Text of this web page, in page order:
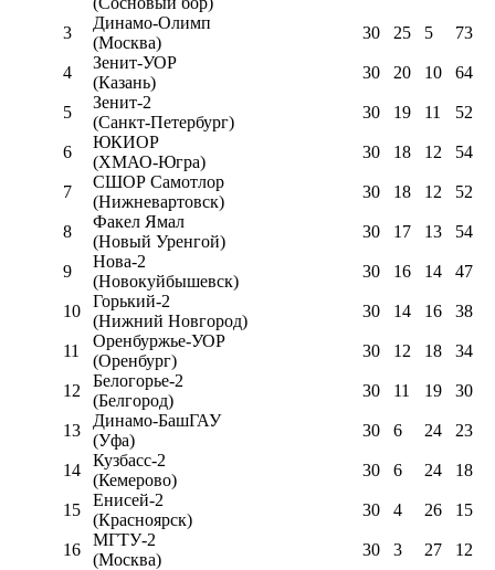
3
Динамо-Олимп
(Москва)
30 25 5 73
4
Зенит-УОР
(Казань)
30 20 10 64
5
Зенит-2
(Санкт-Петербург)
30 19 11 52
6
ЮКИОР
(ХМАО-Югра)
30 18 12 54
7
СШОР Самотлор
(Нижневартовск)
30 18 12 52
8
Факел Ямал
(Новый Уренгой)
30 17 13 54
9
Нова-2
(Новокуйбышевск)
30 16 14 47
10
Горький-2
(Нижний Новгород)
30 14 16 38
11
Оренбуржье-УОР
(Оренбург)
30 12 18 34
12
Белогорье-2
(Белгород)
30 11 19 30
13
Динамо-БашГАУ
(Уфа)
30 6 24 23
14
Кузбасс-2
(Кемерово)
30 6 24 18
15
Енисей-2
(Красноярск)
30 4 26 15
16
МГТУ-2
(Москва)
30 3 27 12